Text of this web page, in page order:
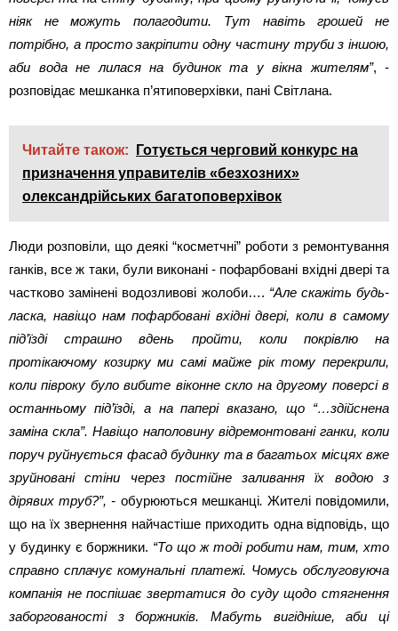
ніяк не можуть полагодити. Тут навіть грошей не
потрібно, а просто закріпити одну частину труби з іншою,
аби вода не лилася на будинок та у вікна жителям”, -
розповідає мешканка п’ятиповерхівки, пані Світлана.
Читайте також:
Готується черговий конкурс на
призначення управителів «безхозних»
олександрійських багатоповерхівок
Люди розповіли, що деякі “косметчні” роботи з ремонтування
ганків, все ж таки, були виконані - пофарбовані вхідні двері та
частково замінені водозливові жолоби…. “Але скажіть будь-
ласка, навіщо нам пофарбовані вхідні двері, коли в самому
під’їзді страшно вдень пройти, коли покрівлю на
протікаючому козирку ми самі майже рік тому перекрили,
коли півроку було вибите віконне скло на другому поверсі в
останньому під’їзді, а на папері вказано, що “…здійснена
заміна скла”. Навіщо наполовину відремонтовані ганки, коли
поруч руйнується фасад будинку та в багатьох місцях вже
зруйновані стіни через постійне заливання їх водою з
дірявих труб?”, - обурюються мешканці. Жителі повідомили,
що на їх звернення найчастіше приходить одна відповідь, що
у будинку є боржники. “То що ж тоді робити нам, тим, хто
справно сплачує комунальні платежі. Чомусь обслуговуюча
компанія не поспішає звертатися до суду щодо стягнення
заборгованості з боржників. Мабуть вигідніше, аби ці